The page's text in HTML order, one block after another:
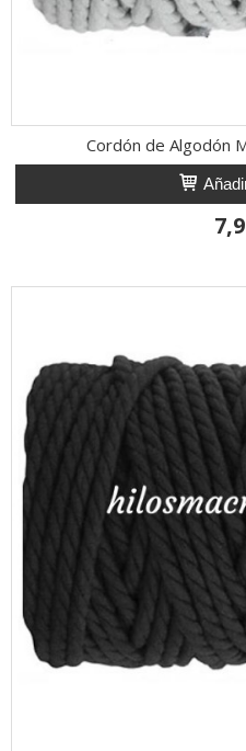
Cordón de Algodón